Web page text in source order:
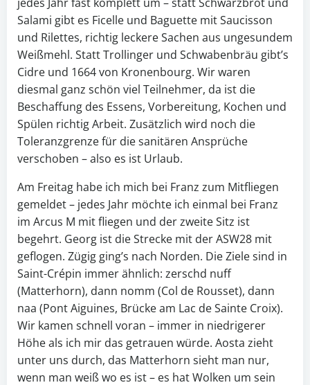
Salami gibt es Ficelle und Baguette mit Saucisson
und Rilettes, richtig leckere Sachen aus ungesundem
Weißmehl. Statt Trollinger und Schwabenbräu gibt’s
Cidre und 1664 von Kronenbourg. Wir waren
diesmal ganz schön viel Teilnehmer, da ist die
Beschaffung des Essens, Vorbereitung, Kochen und
Spülen richtig Arbeit. Zusätzlich wird noch die
Toleranzgrenze für die sanitären Ansprüche
verschoben – also es ist Urlaub.
Am Freitag habe ich mich bei Franz zum Mitfliegen
gemeldet – jedes Jahr möchte ich einmal bei Franz
im Arcus M mit fliegen und der zweite Sitz ist
begehrt. Georg ist die Strecke mit der ASW28 mit
geflogen. Zügig ging’s nach Norden. Die Ziele sind in
Saint-Crépin immer ähnlich: zerschd nuff
(Matterhorn), dann nomm (Col de Rousset), dann
naa (Pont Aiguines, Brücke am Lac de Sainte Croix).
Wir kamen schnell voran – immer in niedrigerer
Höhe als ich mir das getrauen würde. Aosta zieht
unter uns durch, das Matterhorn sieht man nur,
wenn man weiß wo es ist – es hat Wolken um sein